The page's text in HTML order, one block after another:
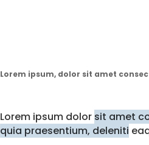
Lorem ipsum, dolor sit amet
Lorem ipsum dolor sit amet
quia praesentium, deleniti